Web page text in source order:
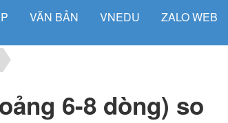
VĂN BẢN VNEDU ZALO WEB
6-8 dòng) so